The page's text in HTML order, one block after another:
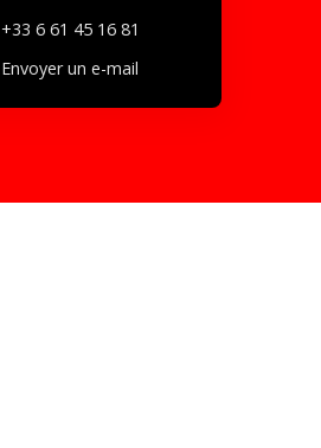
+33 6 61 45 16 81
Envoyer un e-mail